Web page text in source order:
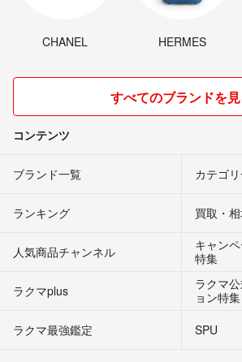
CHANEL HERMES
すべてのブランドを
コンテンツ
ブランド一覧 カテゴ
ランキング 買取・
人気商品チャンネル
キャン
特集
ラクマplus
ラクマ
ョン特集
ラクマ最強鑑定
SPU